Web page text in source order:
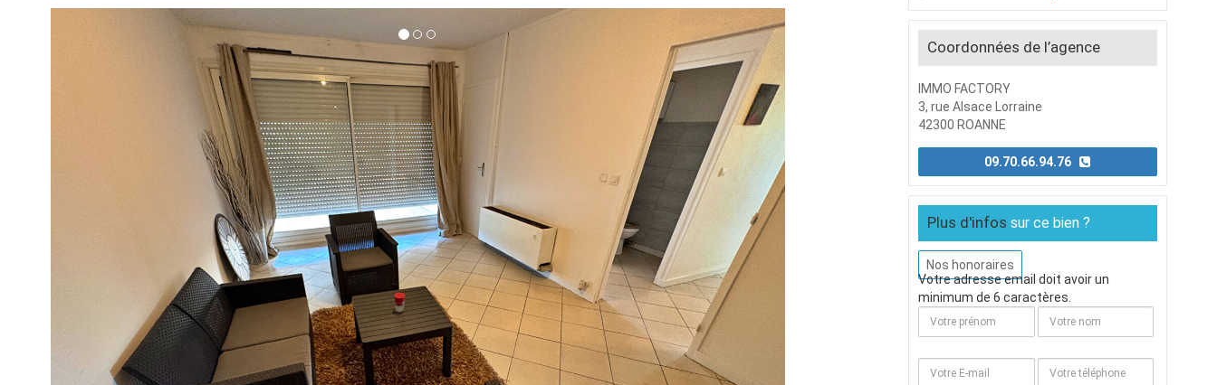
Coordonnées de l’agence
IMMO FACTORY
3, rue Alsace Lorraine
42300 ROANNE
09.70.66.94.76
Plus d'infos sur ce bien ?
Nos honoraires
Votre adresse email doit avoir un
minimum de 6 caractères.